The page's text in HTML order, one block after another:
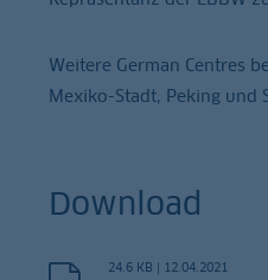
Weitere German Centres
Mexiko-Stadt, Peking und
Download
24.6 KB | 12.04.2021